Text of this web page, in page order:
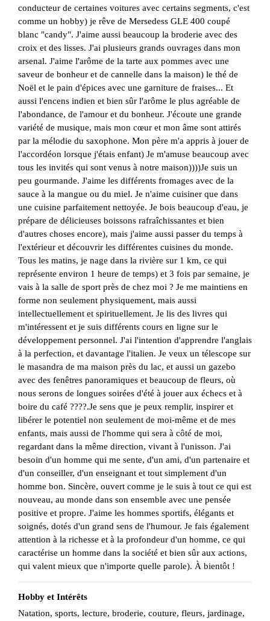
conducteur de certaines voitures avec certains segments, c'est
comme un hobby) je rêve de Mersedess GLE 400 coupé
blanc "candy". J'aime aussi beaucoup la broderie avec des
croix et des lisses. J'ai plusieurs grands ouvrages dans mon
arsenal. J'aime l'arôme de la tarte aux pommes avec une
saveur de bonheur et de cannelle dans la maison) le thé de
Noël et le pain d'épices avec une garniture de fraises... Et
aussi l'encens indien et bien sûr l'arôme le plus agréable de
l'abondance, de l'amour et du bonheur. J'écoute une grande
variété de musique, mais mon cœur et mon âme sont attirés
par la mélodie du saxophone. Mon père m'a appris à jouer de
l'accordéon lorsque j'étais enfant) Je m'amuse beaucoup avec
tous les invités qui sont venus à notre maison))))Je suis un
peu gourmande. J'aime les différents fromages avec de la
sauce à la mangue ou du miel. Je n'aime cuisiner que dans
une cuisine parfaitement nettoyée. Je bois beaucoup d'eau, je
prépare de délicieuses boissons rafraîchissantes et bien
d'autres choses encore), mais j'aime aussi passer du temps à
l'extérieur et découvrir les différentes cuisines du monde.
Tous les matins, je nage dans la rivière sur 1 km, ce qui
représente environ 1 heure de temps) et 3 fois par semaine, je
vais à la salle de sport près de chez moi ? Je me maintiens en
forme non seulement physiquement, mais aussi
intellectuellement et spirituellement. Je lis des livres qui
m'intéressent et je suis différents cours en ligne sur le
développement personnel. J'ai l'intention d'apprendre l'anglais
à la perfection, et davantage l'italien. Je veux un télescope sur
le masandra de ma maison près du lac, et aussi un gazebo
avec des fenêtres panoramiques et beaucoup de fleurs, où
nous serons de longues soirées d'été à jouer aux échecs et à
boire du café ????.Je sens que je peux remplir, inspirer et
libérer le potentiel non seulement de moi-même et de mes
enfants, mais aussi de l'homme qui sera à côté de moi,
regardant dans la même direction, vivant à l'unisson. J'ai
besoin d'un homme qui me sente, d'un ami, d'un partenaire et
d'un conseiller, d'un enseignant et tout simplement d'un
homme bon. Sincère, ouvert comme je le suis à tout ce qui est
nouveau, au monde dans son ensemble avec une pensée
positive et propre. J'aime les hommes sportifs, élégants et
soignés, dotés d'un grand sens de l'humour. Je fais également
attention à la richesse et à la profondeur d'un homme, ce qui
caractérise un homme dans la société et bien sûr aux actions,
qui valent mieux que n'importe quelle parole). À bientôt !
Hobby et Intérêts
Natation, sports, lecture, broderie, couture, fleurs, jardinage,